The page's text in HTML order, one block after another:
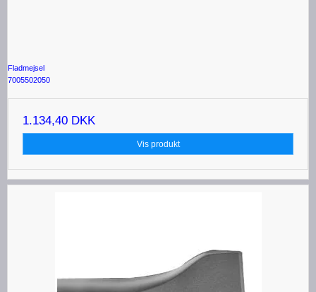
Fladmejsel
7005502050
1.134,40 DKK
Vis produkt